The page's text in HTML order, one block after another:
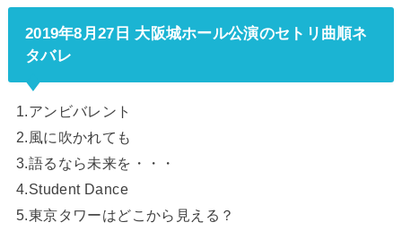
2019年8月27日 大阪城ホール公演のセトリ曲順ネ
タバレ
1.アンビバレント
2.風に吹かれても
3.語るなら未来を・・・
4.Student Dance
5.東京タワーはどこから見える？